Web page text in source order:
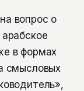
вопрос о
в формах
смысловых